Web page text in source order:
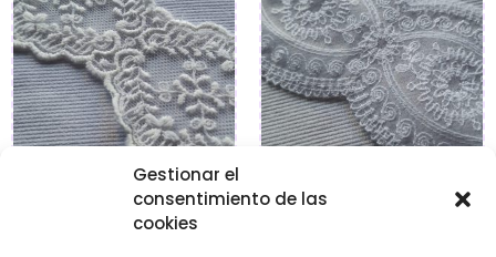
Gestionar el
consentimiento de las
cookies
Encaje tul bordado
15,50
Encaje tul bordado